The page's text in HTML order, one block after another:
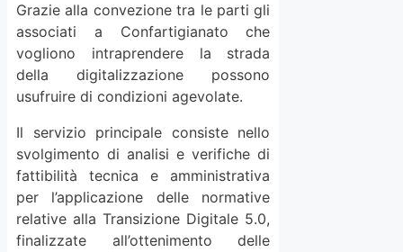
Grazie alla convezione tra le parti gli
associati a Confartigianato che
vogliono intraprendere la strada
della digitalizzazione possono
usufruire di condizioni agevolate.
Il servizio principale consiste nello
svolgimento di analisi e verifiche di
fattibilità tecnica e amministrativa
per l’applicazione delle normative
relative alla Transizione Digitale 5.0,
finalizzate all’ottenimento delle